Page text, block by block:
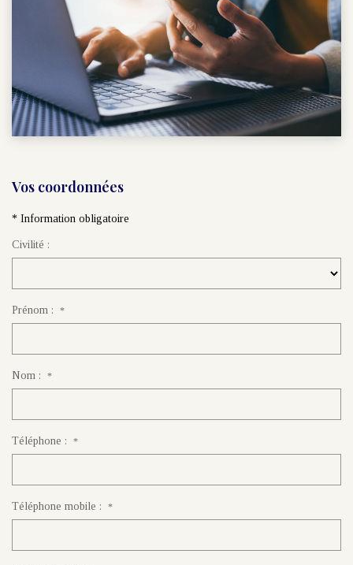
Vos coordonnées
* Information obligatoire
Civilité :
Prénom : *
Nom : *
Téléphone : *
Téléphone mobile : *